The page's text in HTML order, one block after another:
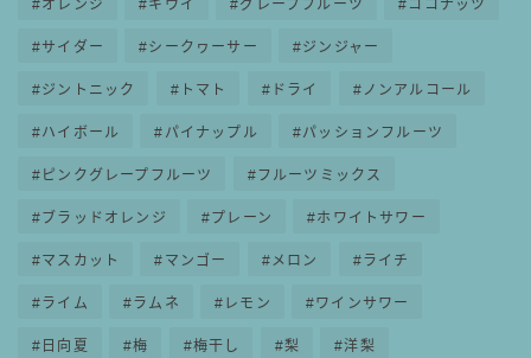
オレンジ キウイ グレープフルーツ ココナッツ
サイダー シークヮーサー ジンジャー
ジントニック トマト ドライ ノンアルコール
ハイボール パイナップル パッションフルーツ
ピンクグレープフルーツ フルーツミックス
ブラッドオレンジ プレーン ホワイトサワー
マスカット マンゴー メロン ライチ
ライム ラムネ レモン ワインサワー
日向夏 梅 梅干し 梨 洋梨